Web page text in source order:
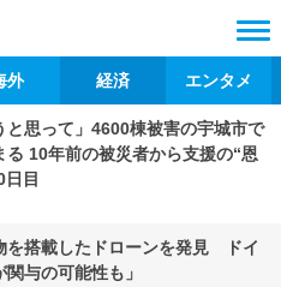
外 経済 エンタメ
と思って」4600棟被害の宇城市で
る 10年前の被災者から支援の“恩
目
を搭載したドローンを発見 ドイ
与の可能性も」